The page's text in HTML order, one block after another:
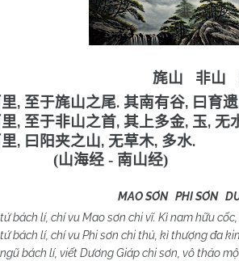
旄山 非山
, 至于旄山之尾. 其南有谷, 曰育遗
, 至于非山之首, 其上多金, 玉, 无
, 曰阳夹之山, 无草木, 多水.
山海经 - 南山经)
MAO SƠN PHI SƠN
lí, chí vu Mao sơn chi vĩ. Kì nam hữu cốc,
lí, chí vu Phi sơn chi thủ, kì thượng đa
bách lí, viết Dương Giáp chi sơn, vô thảo